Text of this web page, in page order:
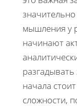
мышления у
начинают
начала
сложности,